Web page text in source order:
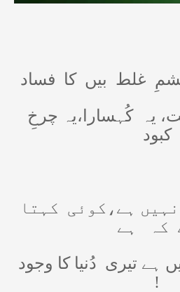
غلط بیں کا فساد
یہ
کُہسارا،یہ چرخِ
کبود
نہیں ہے،کوئی
کہتا
کہ
ہے
ہے تیری دُنیا کا وجود
!